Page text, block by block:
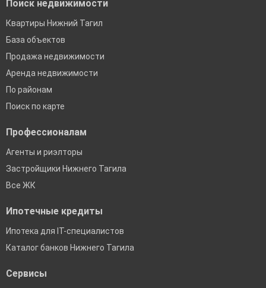
Поиск недвижимости
Квартиры Нижний Тагил
База объектов
Продажа недвижимости
Аренда недвижимости
По районам
Поиск по карте
Профессионалам
Агенты и риэлторы
Застройщики Нижнего Тагила
Все ЖК
Ипотечные кредиты
Ипотека для IT-специалистов
Каталог банков Нижнего Тагила
Сервисы